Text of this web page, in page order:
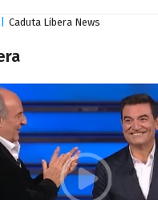
Caduta Libera News